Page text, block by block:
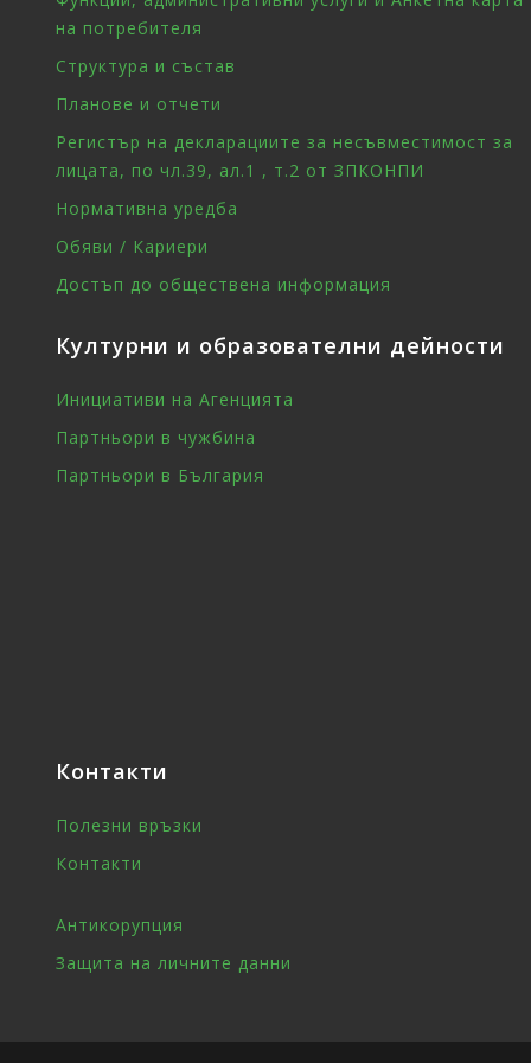
на потребителя
Структура и състав
Планове и отчети
Регистър на декларациите за несъвместимост за
лицата, по чл.39, ал.1 , т.2 от ЗПКОНПИ
Нормативна уредба
Обяви / Кариери
Достъп до обществена информация
Културни и образователни дейности
Инициативи на Агенцията
Партньори в чужбина
Партньори в България
Контакти
Полезни връзки
Контакти
Антикорупция
Защита на личните данни